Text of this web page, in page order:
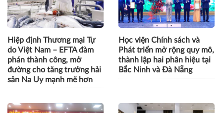
Hiệp định Thương mại Tự
do Việt Nam – EFTA đàm
phán thành công, mở
đường cho tăng trưởng hải
sản Na Uy mạnh mẽ hơn
Học viện Chính sách và
Phát triển mở rộng quy mô,
thành lập hai phân hiệu tại
Bắc Ninh và Đà Nẵng